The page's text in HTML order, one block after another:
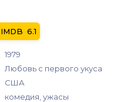
6.1
1979
Любовь с первого укуса
США
комедия, ужасы